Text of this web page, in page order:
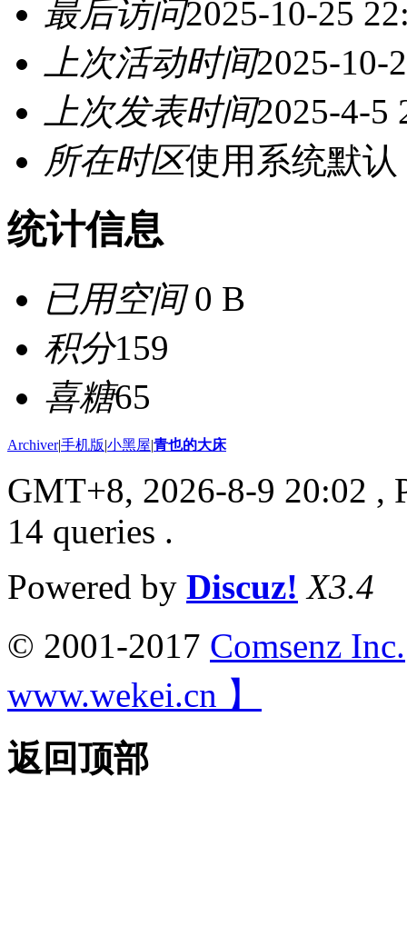
最后访问2025-10-25
上次活动时间2025-10-
上次发表时间2025-4-5
所在时区使用系统默认
统计信息
已用空间0 B
积分159
喜糖65
Archiver|手机版|小黑屋|青也的大床
GMT+8, 2026-8-9 20:02 ,
14 queries .
Powered by Discuz! X3.4
© 2001-2017 Comsenz Inc.
www.wekei.cn 】
返回顶部